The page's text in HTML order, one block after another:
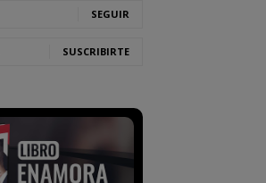
SEGUIR
SUSCRIBIRTE